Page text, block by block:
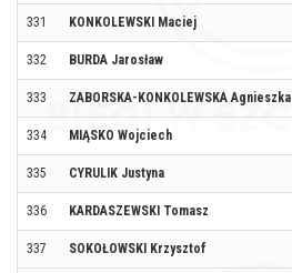
331 KONKOLEWSKI Maciej
332 BURDA Jarosław
333 ZABORSKA-KONKOLEWSKA Agnieszka
334 MIĄSKO Wojciech
335 CYRULIK Justyna
336 KARDASZEWSKI Tomasz
337 SOKOŁOWSKI Krzysztof